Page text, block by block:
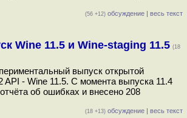
(56 +12) обсуждение | весь текст
Wine 11.5 и Wine-staging 11.5 (18
выпуск открытой
API - Wine 11.5. С момента выпуска 11.4
об ошибках и внесено 208
(18 +13) обсуждение | весь текст